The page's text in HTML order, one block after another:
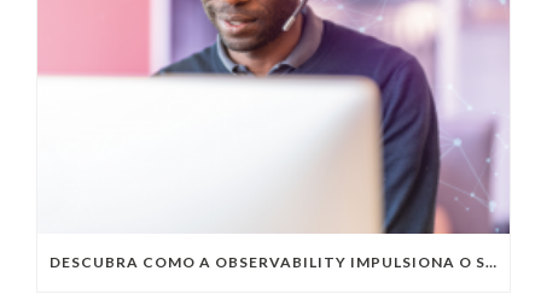
DESCUBRA COMO A OBSERVABILITY IMPULSIONA O SUCESSO DO SEU NEGÓCIO